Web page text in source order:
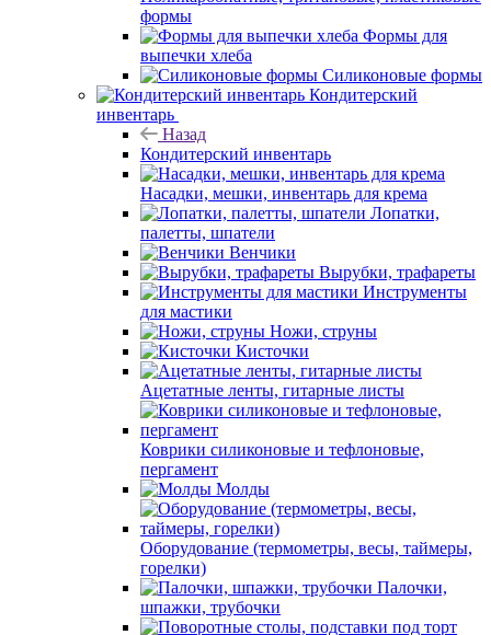
формы
Формы для
выпечки хлеба
Силиконовые формы
Кондитерский
инвентарь
Назад
Кондитерский инвентарь
Насадки, мешки, инвентарь для крема
Лопатки,
палетты, шпатели
Венчики
Вырубки, трафареты
Инструменты
для мастики
Ножи, струны
Кисточки
Ацетатные ленты, гитарные листы
Коврики силиконовые и тефлоновые,
пергамент
Молды
Оборудование (термометры, весы, таймеры,
горелки)
Палочки,
шпажки, трубочки